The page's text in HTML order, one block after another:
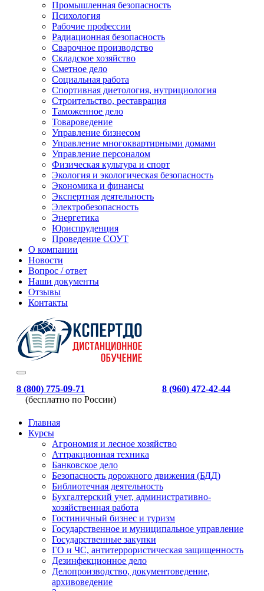
Промышленная безопасность
Психология
Рабочие профессии
Радиационная безопасность
Сварочное производство
Складское хозяйство
Сметное дело
Социальная работа
Спортивная диетология, нутрициология
Строительство, реставрация
Таможенное дело
Товароведение
Управление бизнесом
Управление многоквартирными домами
Управление персоналом
Физическая культура и спорт
Экология и экологическая безопасность
Экономика и финансы
Экспертная деятельность
Электробезопасность
Энергетика
Юриспруденция
Проведение СОУТ
О компании
Новости
Вопрос / ответ
Наши документы
Отзывы
Контакты
8 (800) 775-09-71
(бесплатно по России)
8 (960) 472-42-44
Главная
Курсы
Агрономия и лесное хозяйство
Аттракционная техника
Банковское дело
Безопасность дорожного движения (БДД)
Библиотечная деятельность
Бухгалтерский учет, административно-
хозяйственная работа
Гостиничный бизнес и туризм
Государственное и муниципальное управление
Государственные закупки
ГО и ЧС, антитеррористическая защищенность
Дезинфекционное дело
Делопроизводство, документоведение,
архивоведение